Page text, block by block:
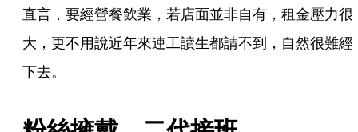
直言，要經營餐飲業，若店面並非自有，租金壓力很
大，更不用說近年來連工讀生都請不到，自然很難經
下去。